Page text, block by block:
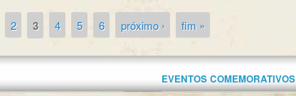
2 3 4 5 6 próximo › fim »
EVENTOS COMEMORATIVOS